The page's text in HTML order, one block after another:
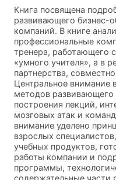
Книга посвящена
развивающего бизнес-
компаний. В книге
профессиональные
тренера, работающего
«умного учителя», а в
партнерства,
Центральное внимание
методов развивающего
построения лекций,
мозговых атак и
внимание уделено
взрослых
учебных продуктов,
работы компании и
программы,
содержательные части